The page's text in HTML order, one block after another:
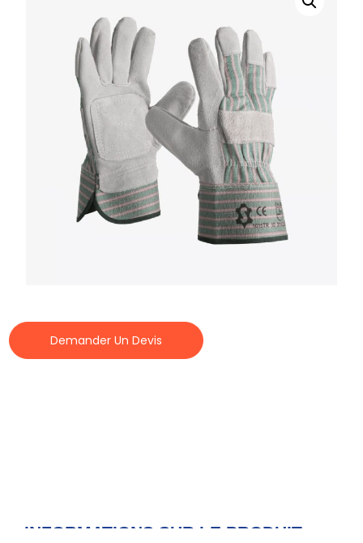
Demander Un Devis
INFORMATIONS SUR LE PRODUIT